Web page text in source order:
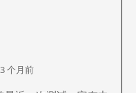
个月前